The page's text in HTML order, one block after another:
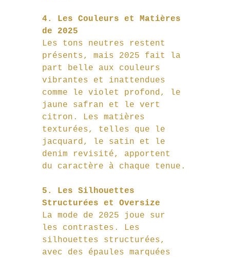
4. Les Couleurs et Matières
de 2025
Les tons neutres restent
présents, mais 2025 fait la
part belle aux couleurs
vibrantes et inattendues
comme le violet profond, le
jaune safran et le vert
citron. Les matières
texturées, telles que le
jacquard, le satin et le
denim revisité, apportent
du caractère à chaque tenue.
5. Les Silhouettes
Structurées et Oversize
La mode de 2025 joue sur
les contrastes. Les
silhouettes structurées,
avec des épaules marquées